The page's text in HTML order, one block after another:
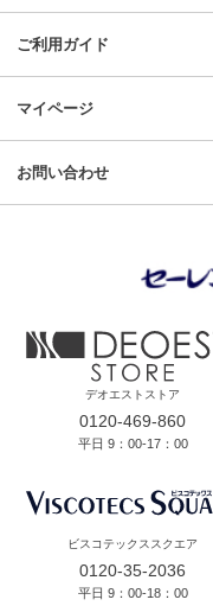
ご利用ガイド
マイページ
お問い合わせ
デオエストストア
0120-469-860
平日 9：00-17：00
ビスコテックススクエア
0120-35-2036
平日 9：00-18：00